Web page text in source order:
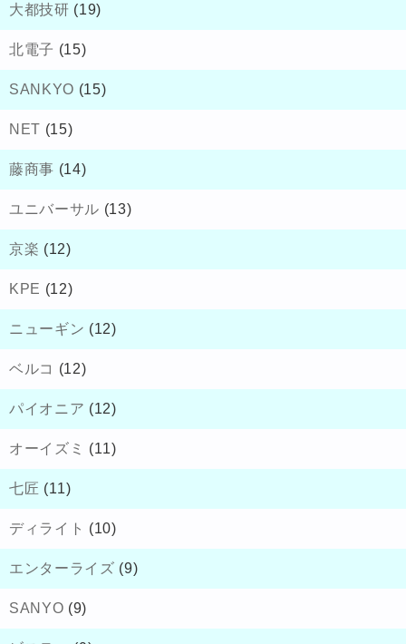
大都技研 (19)
北電子 (15)
SANKYO (15)
NET (15)
藤商事 (14)
ユニバーサル (13)
京楽 (12)
KPE (12)
ニューギン (12)
ベルコ (12)
パイオニア (12)
オーイズミ (11)
七匠 (11)
ディライト (10)
エンターライズ (9)
SANYO (9)